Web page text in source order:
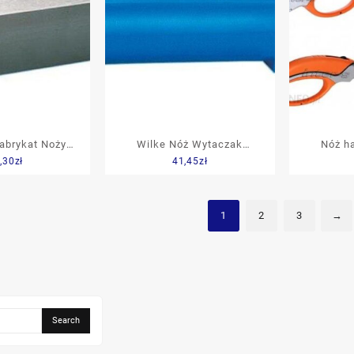
Noży
Hsse Kszt.B
zł
Wilke Nóż Wytaczak
Węglowy Do Naroży Prawy
16x16x210mm 8228710007
41,45zł
Nóż
1 2 3 →